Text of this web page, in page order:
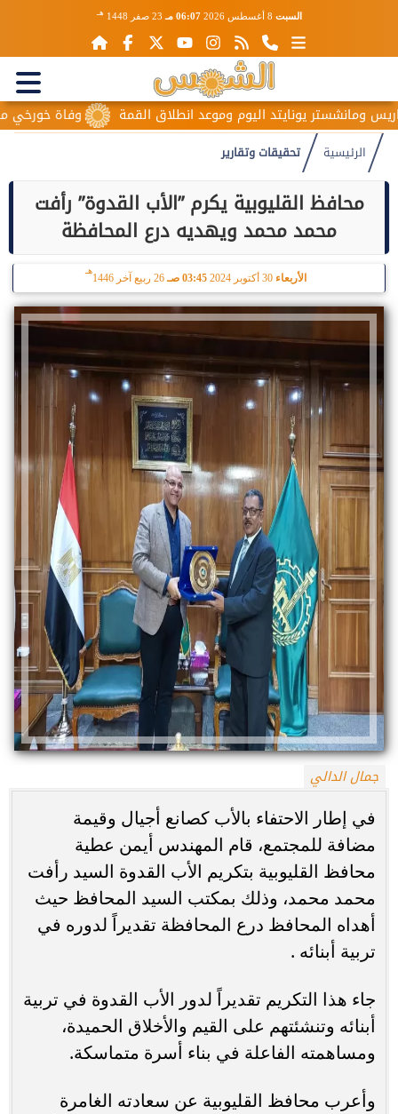
السبت 06:07 مـ 23 صفر 1448 هـ
وفاة خورخي ميسي يونايتد اليوم وموعد انطلاق القمة
الرئيسية تحقيقات وتقارير
محافظ القليوبية يكرم ”الأب القدوة” رأفت
محمد محمد ويهديه درع المحافظة
الأربعاء 30 أكتوبر 2024 03:45 صـ 26 ربيع آخر 1446
هـ
جمال الدالي
في إطار الاحتفاء بالأب كصانع أجيال وقيمة
مضافة للمجتمع، قام المهندس أيمن عطية
محافظ القليوبية بتكريم الأب القدوة السيد رأفت
محمد محمد، وذلك بمكتب السيد المحافظ حيث
أهداه المحافظ درع المحافظة تقديراً لدوره في
تربية أبنائه .
جاء هذا التكريم تقديراً لدور الأب القدوة في تربية
أبنائه وتنشئتهم على القيم والأخلاق الحميدة،
ومساهمته الفاعلة في بناء أسرة متماسكة.
وأعرب محافظ القليوبية عن سعادته الغامرة